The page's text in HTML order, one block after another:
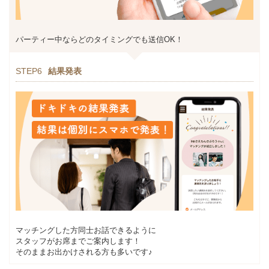
パーティー中ならどのタイミングでも送信OK！
STEP6 結果発表
マッチングした方同士お話できるように
スタッフがお席までご案内します！
そのままお出かけされる方も多いです♪